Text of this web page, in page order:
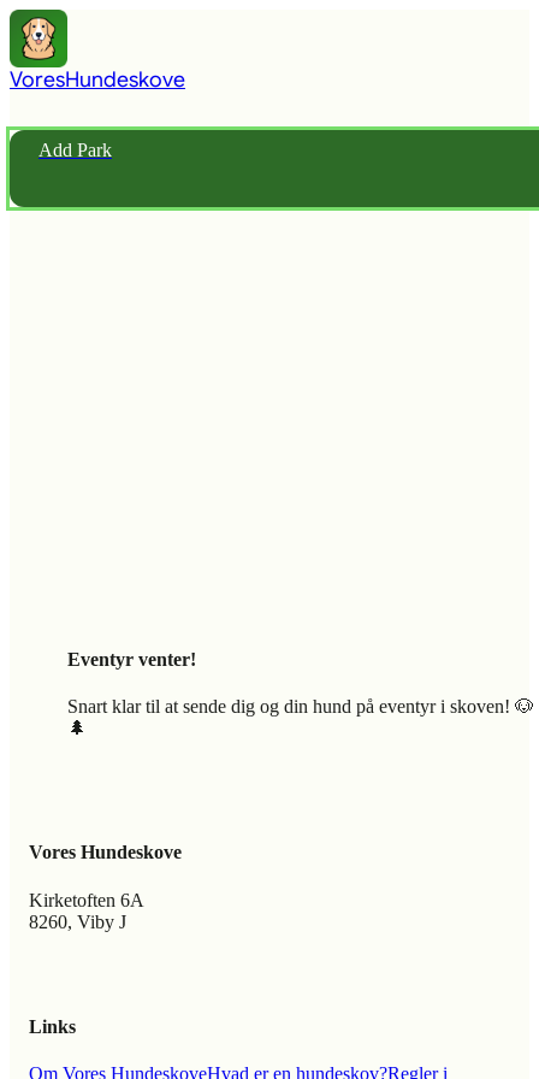
VoresHundeskove
Add Park
Eventyr venter!
Snart klar til at sende dig og din hund på eventyr i skoven! 🐶
🌲
Vores Hundeskove
Kirketoften 6A
8260, Viby J
Links
Om Vores HundeskoveHvad er en hundeskov?Regler i